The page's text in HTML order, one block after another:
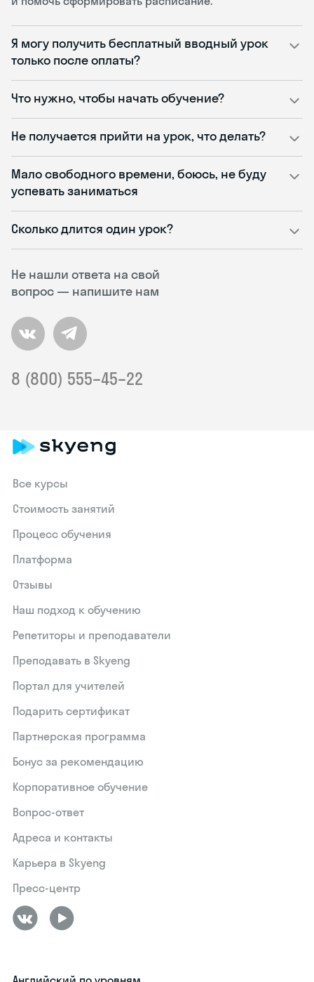
Не нашли ответа на свой
вопрос — напишите нам
8 (800) 555–45–22
Я могу получить бесплатный вводный урок
только после оплаты?
Что нужно, чтобы начать обучение?
Не получается прийти на урок, что делать?
Мало свободного времени, боюсь, не буду
успевать заниматься
Сколько длится один урок?
Все курсы
Стоимость занятий
Процесс обучения
Платформа
Отзывы
Наш подход к обучению
Репетиторы и преподаватели
Преподавать в Skyeng
Портал для учителей
Подарить сертификат
Партнерская программа
Бонус за рекомендацию
Корпоративное обучение
Вопрос-ответ
Адреса и контакты
Карьера в Skyeng
Пресс-центр